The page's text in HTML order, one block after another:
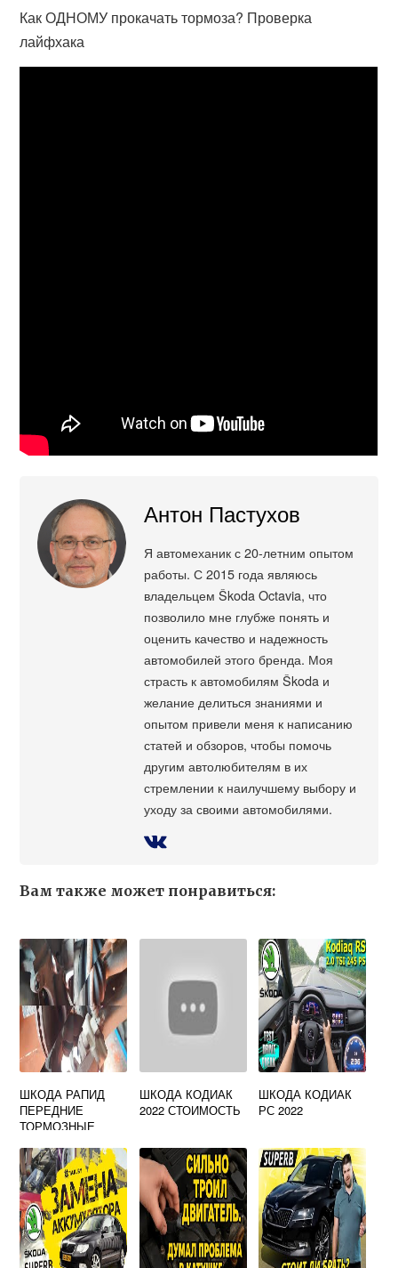
Как ОДНОМУ прокачать тормоза? Проверка
лайфхака
Антон Пастухов
Я автомеханик с 20-летним опытом
работы. С 2015 года являюсь
владельцем Škoda Octavia, что
позволило мне глубже понять и
оценить качество и надежность
автомобилей этого бренда. Моя
страсть к автомобилям Škoda и
желание делиться знаниями и
опытом привели меня к написанию
статей и обзоров, чтобы помочь
другим автолюбителям в их
стремлении к наилучшему выбору и
уходу за своими автомобилями.
Вам также может понравиться:
ШКОДА РАПИД
ПЕРЕДНИЕ
ТОРМОЗНЫЕ
ШКОДА КОДИАК
2022 СТОИМОСТЬ
ШКОДА КОДИАК
РС 2022